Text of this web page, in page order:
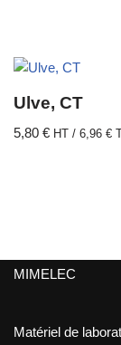
Ulve, CT
5,80 € HT / 6,96 €
MIMELEC
Matériel de